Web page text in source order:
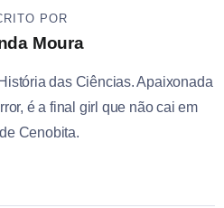
POR
Moura
das Ciências. Apaixonada
é a final girl que não cai em
Cenobita.